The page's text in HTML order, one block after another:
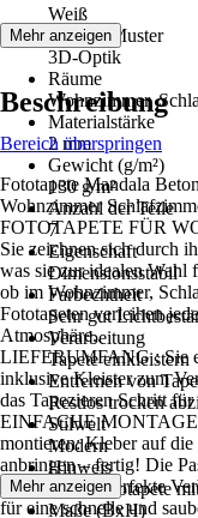
Weiß
Dekor / Muster
3D-Optik
Räume
Wohnzimmer,
Materialstärke
2 mm
Gewicht (g/m²)
130 g/m²
Anzahl der Teile
7
Eigenschaft
Dimensionsstabil
Farbechtheit
Sehr gut
Verarbeitung
Tapete einkleistern
Entfernen von
Restlos trocken
Stilwelt
Modern
Hinweis
Vlies Fototapete
Maße (BxH)
Mehr anzeigen
Beschreibung
Bereich überspringen
Fototapete Mandala
Wohnzimmer
FOTOTAPETE FÜR
Sie zeichnen sich durch
was sie zur idealen Wahl
ob im Wohnzimmer,
Fototapeten verleihen
Atmosphäre..
LIEFERUMFANG : Sie
inklusive Kleister zum
das Tapezieren Schritt
EINFACHE MONTAGE
montieren: Kleber auf die
anbringen – fertig! Die
sorgt für eine perfekte
für eine schnelle und
Mehr anzeigen